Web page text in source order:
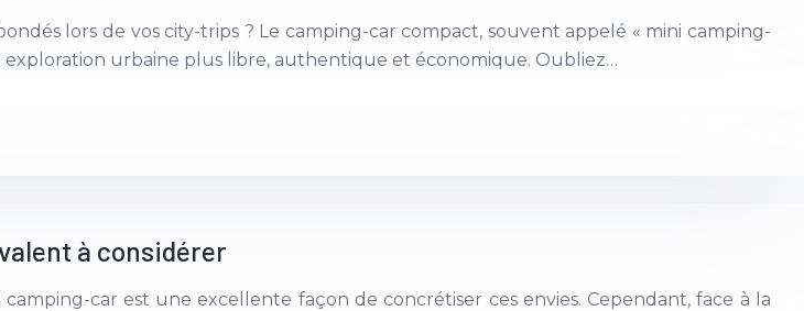
lors de vos city-trips ? Le camping-car compact, souvent appelé « mini camping-
urbaine plus libre, authentique et économique. Oubliez…
à considérer
car est une excellente façon de concrétiser ces envies. Cependant, face à la